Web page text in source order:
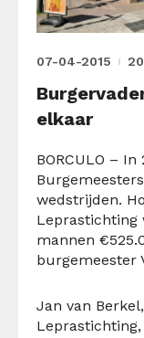
07-04-2015
elkaar
BORCULO –
wedstrijden.
Leprastichting
mannen
burgemeester
Jan van
Leprastichting,